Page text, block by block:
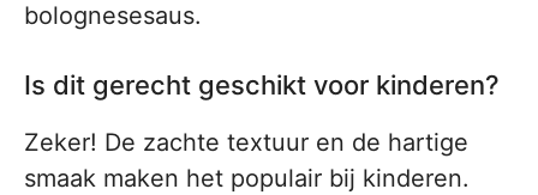
bolognesesaus.
Is dit gerecht geschikt voor kinderen?
Zeker! De zachte textuur en de hartige
smaak maken het populair bij kinderen.